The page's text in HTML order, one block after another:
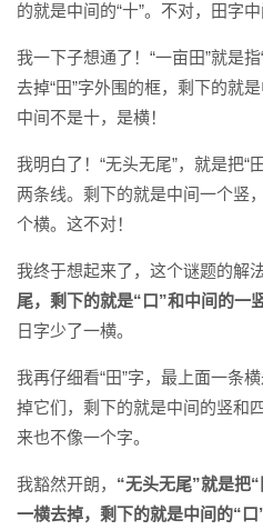
的就是中间的“十”。不对，田字中
我一下子想通了！“一亩田”就是
去掉“田”字外围的框，剩下的就
中间不是十，是横！
我明白了！“无头无尾”，就是把“
两条线。剩下的就是中间一个竖
个横。这不对！
我终于想起来了，这个谜题的解
尾，剩下的就是“口”和中间的一
日字少了一横。
我再仔细看“田”字，最上面一条
掉它们，剩下的就是中间的竖和
来也不像一个字。
我豁然开朗， “无头无尾”就是把
一横去掉，剩下的就是中间的“